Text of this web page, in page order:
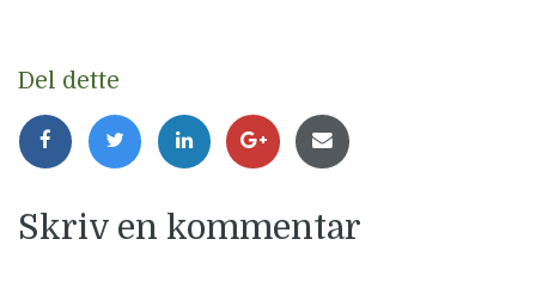
Del dette
Skriv en kommentar